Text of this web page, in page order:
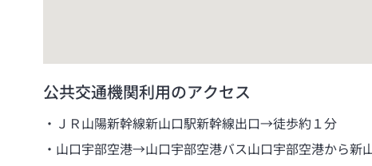
公共交通機関利用のアクセス
ＪＲ山陽新幹線新山口駅新幹線出口→徒歩約１分
山口宇部空港→山口宇部空港バス山口宇部空港から新